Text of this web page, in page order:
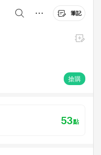
筆記
搶購
53點